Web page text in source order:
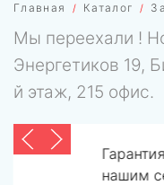
Главная Каталог
Мы переехали !
Энергетиков 19,
й этаж, 215 офис.
Гарантия
нашим